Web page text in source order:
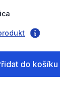
do košíku